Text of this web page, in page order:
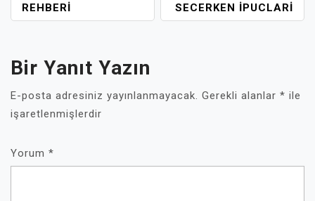
REHBERI
SECERKEN İPUCLARI
Bir Yanıt Yazın
E-posta adresiniz yayınlanmayacak. Gerekli alanlar * ile
işaretlenmişlerdir
Yorum *